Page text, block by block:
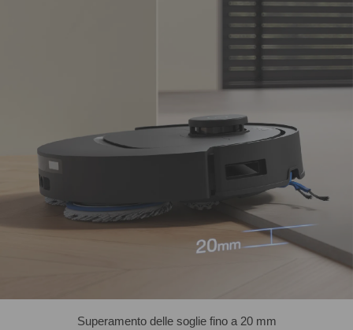
Superamento delle soglie fino a 20 mm